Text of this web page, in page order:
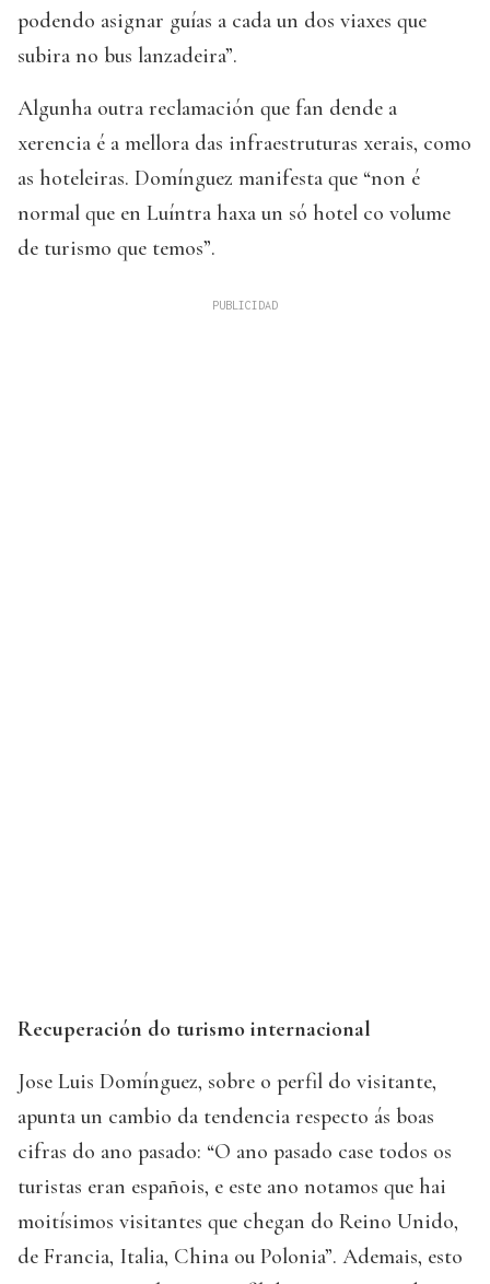
podendo asignar guías a cada un dos viaxes que
subira no bus lanzadeira”.
Algunha outra reclamación que fan dende a
xerencia é a mellora das infraestruturas xerais, como
as hoteleiras. Domínguez manifesta que “non é
normal que en Luíntra haxa un só hotel co volume
de turismo que temos”.
Recuperación do turismo internacional
Jose Luis Domínguez, sobre o perfil do visitante,
apunta un cambio da tendencia respecto ás boas
cifras do ano pasado: “O ano pasado case todos os
turistas eran españois, e este ano notamos que hai
moitísimos visitantes que chegan do Reino Unido,
de Francia, Italia, China ou Polonia”. Ademais, esto